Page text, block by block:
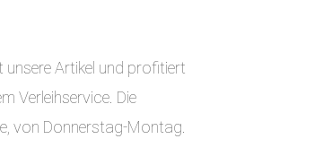
Artikel und profitiert
Verleihservice. Die
von Donnerstag-Montag.